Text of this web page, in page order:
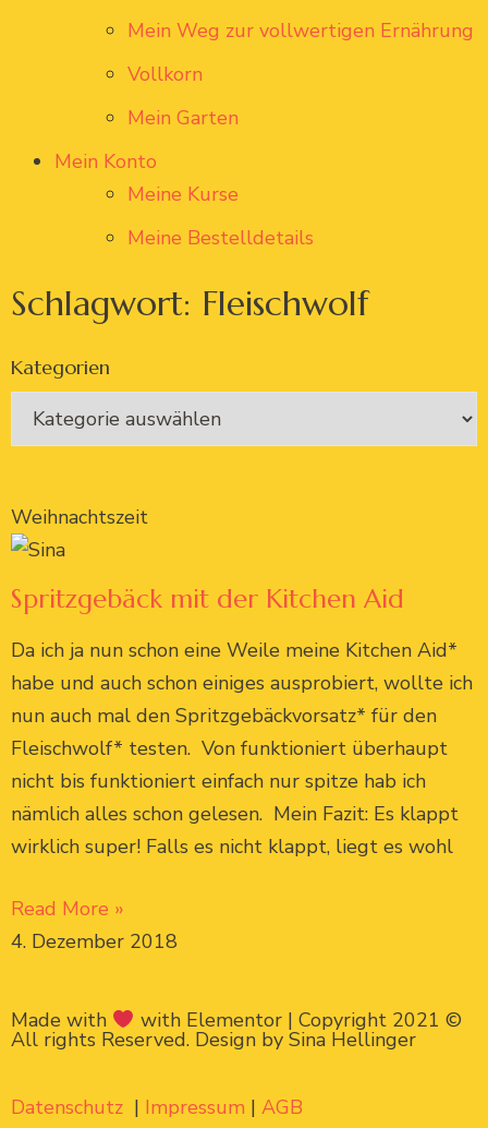
Mein Weg zur vollwertigen Ernährung
Vollkorn
Mein Garten
Mein Konto
Meine Kurse
Meine Bestelldetails
Schlagwort: Fleischwolf
Kategorien
Weihnachtszeit
Spritzgebäck mit der Kitchen Aid
Da ich ja nun schon eine Weile meine Kitchen Aid*
habe und auch schon einiges ausprobiert, wollte ich
nun auch mal den Spritzgebäckvorsatz* für den
Fleischwolf* testen. Von funktioniert überhaupt
nicht bis funktioniert einfach nur spitze hab ich
nämlich alles schon gelesen. Mein Fazit: Es klappt
wirklich super! Falls es nicht klappt, liegt es wohl
Read More »
4. Dezember 2018
Made with with Elementor | Copyright 2021 ©
All rights Reserved. Design by Sina Hellinger
Datenschutz | Impressum | AGB